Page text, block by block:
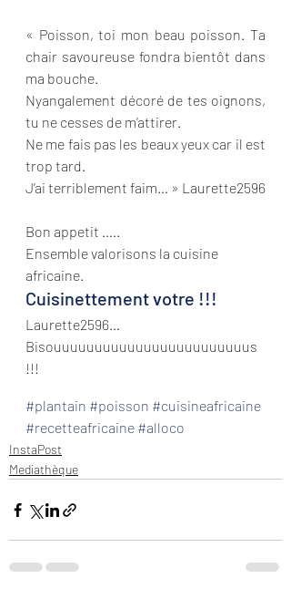
« Poisson, toi mon beau poisson. Ta
chair savoureuse fondra bientôt dans
ma bouche.
Nyangalement décoré de tes oignons,
tu ne cesses de m’attirer.
Ne me fais pas les beaux yeux car il est
trop tard.
J’ai terriblement faim… » Laurette2596
Bon appetit …..
Ensemble valorisons la cuisine
africaine.
Cuisinettement votre !!!
Laurette2596…
Bisouuuuuuuuuuuuuuuuuuuuuuuus
!!!
#plantain #poisson #cuisineafricaine
#recetteafricaine #alloco
InstaPost
Mediathèque